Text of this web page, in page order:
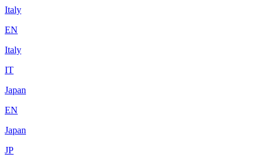
Italy
EN
Italy
IT
Japan
EN
Japan
JP